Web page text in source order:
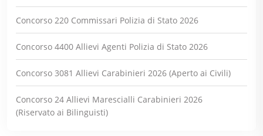
Concorso 220 Commissari Polizia di Stato 2026
Concorso 4400 Allievi Agenti Polizia di Stato 2026
Concorso 3081 Allievi Carabinieri 2026 (Aperto ai Civili)
Concorso 24 Allievi Marescialli Carabinieri 2026
(Riservato ai Bilinguisti)